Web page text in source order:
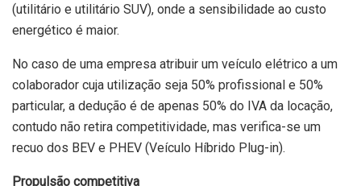
(utilitário e utilitário SUV), onde a sensibilidade ao custo
energético é maior.
No caso de uma empresa atribuir um veículo elétrico a um
colaborador cuja utilização seja 50% profissional e 50%
particular, a dedução é de apenas 50% do IVA da locação,
contudo não retira competitividade, mas verifica-se um
recuo dos BEV e PHEV (Veículo Híbrido Plug-in).
Propulsão competitiva